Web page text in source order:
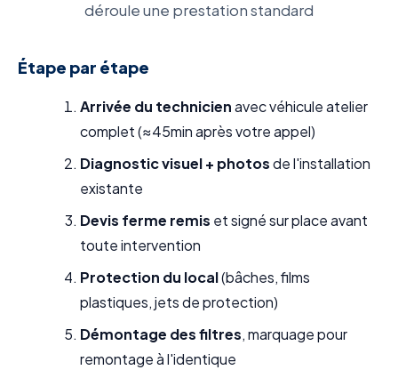
déroule une prestation standard
Étape par étape
Arrivée du technicienavec véhicule atelier
complet (≈45min après votre appel)
Diagnostic visuel + photosde l'installation
existante
Devis ferme remis et signé sur place avant
toute intervention
Protection du local(bâches, films
plastiques, jets de protection)
Démontage des filtres, marquage pour
remontage à l'identique